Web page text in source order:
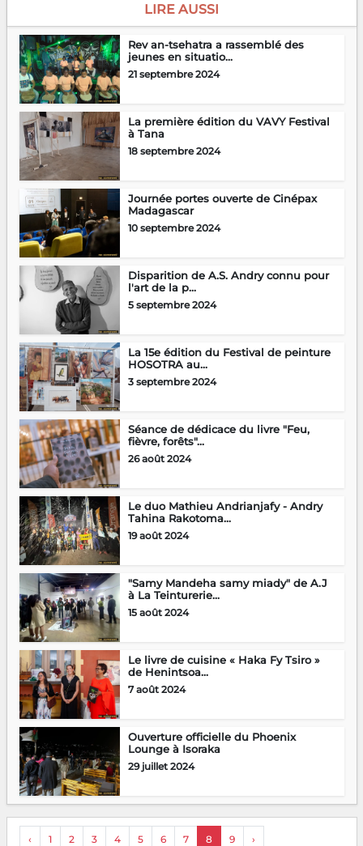
LIRE AUSSI
Rev an-tsehatra a rassemblé des
jeunes en situatio...
21 septembre 2024
La première édition du VAVY Festival
à Tana
18 septembre 2024
Journée portes ouverte de Cinépax
Madagascar
10 septembre 2024
Disparition de A.S. Andry connu pour
l'art de la p...
5 septembre 2024
La 15e édition du Festival de peinture
HOSOTRA au...
3 septembre 2024
Séance de dédicace du livre "Feu,
fièvre, forêts"...
26 août 2024
Le duo Mathieu Andrianjafy - Andry
Tahina Rakotoma...
19 août 2024
"Samy Mandeha samy miady" de A.J
à La Teinturerie...
15 août 2024
Le livre de cuisine « Haka Fy Tsiro »
de Henintsoa...
7 août 2024
Ouverture officielle du Phoenix
Lounge à Isoraka
29 juillet 2024
‹ 1 2 3 4 5 6 7 8 9 ›